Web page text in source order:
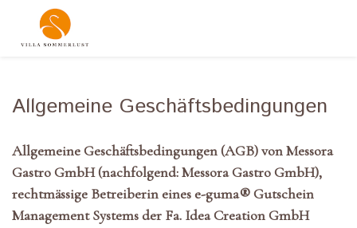
Allgemeine Geschäftsbedingungen
Allgemeine Geschäftsbedingungen (AGB) von Messora
Gastro GmbH (nachfolgend: Messora Gastro GmbH),
rechtmässige Betreiberin eines e-guma® Gutschein
Management Systems der Fa. Idea Creation GmbH